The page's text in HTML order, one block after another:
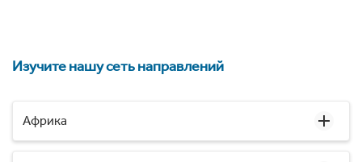
Изучите нашу сеть направлений
Африка